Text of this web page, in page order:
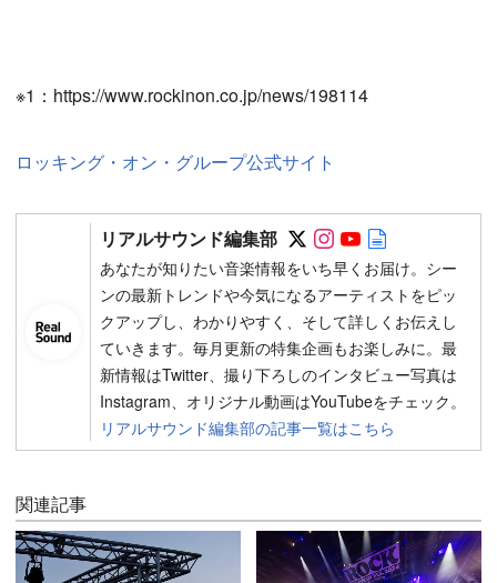
※1：https://www.rockinon.co.jp/news/198114
ロッキング・オン・グループ公式サイト
リアルサウンド編集部 Follow on SNS
Follow on SNS
Follow on
あなたが知りたい音楽情報をいち早くお届け。シー
ンの最新トレンドや今気になるアーティストをピッ
クアップし、わかりやすく、そして詳しくお伝えし
ていきます。毎月更新の特集企画もお楽しみに。最
新情報はTwitter、撮り下ろしのインタビュー写真は
Instagram、オリジナル動画はYouTubeをチェック。
リアルサウンド編集部の記事一覧はこちら
関連記事